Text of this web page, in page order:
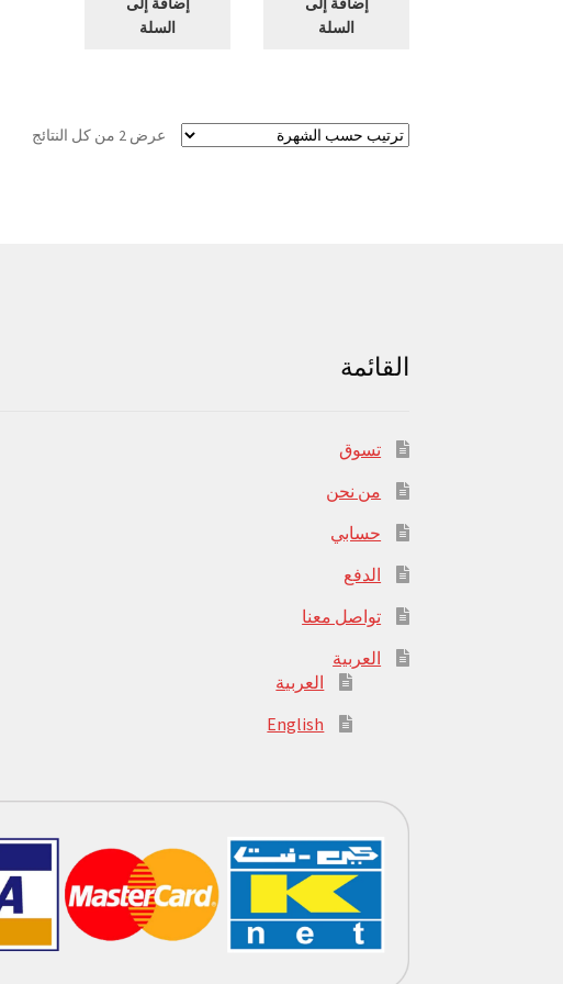
السلة
السلة
عرض ⁦2⁩ من كل النتائج
القائمة
تسوق
من نحن
حسابي
الدفع
تواصل معنا
العربية
العربية
English